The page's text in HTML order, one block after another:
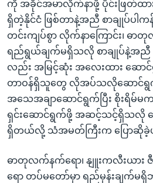
ကို အခိုင်အမာလိုက်နာဖို့ ပိုင်းဖြတ်ထ
ရှိတဲ့နိုင်ငံ ဖြစ်တာနဲ့အညီ စာချုပ်ပ
တင်းကျပ်စွာ လိုက်နာကြောင်း၊ ဓ
ရည်ရွယ်ချက်မရှိသလို စာချုပ်နဲ့အ
လည်း အမြင့်ဆုံး အလေးထား ဆော
တာဝန်ရှိသူတွေ လိုအပ်သလိုဆောင်ရွ
အသေအချာဆောင်ရွက်ပြီး စိုးရိမ်မ
ရှင်းဆောင်ရွက်ဖို့ အဆင့်သင့်ရှိသလို
ရှိတယ်လို့ သံအမတ်ကြီးက ပြောဆိုခဲ့
ဓာတုလက်နက်ရော၊ နျူးကလီးယာ
ရော တပ်မတော်မှာ ရည်မှန်းချက်မ